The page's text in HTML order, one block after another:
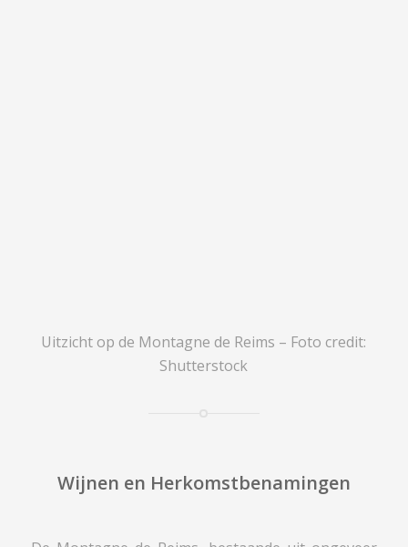
Uitzicht op de Montagne de Reims – Foto credit:
Shutterstock
Wijnen en Herkomstbenamingen